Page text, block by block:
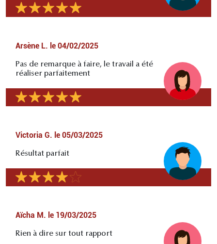
Arsène L. le 04/02/2025
Pas de remarque à faire, le travail a été
réaliser parfaitement
Victoria G. le 05/03/2025
Résultat parfait
Aïcha M. le 19/03/2025
Rien à dire sur tout rapport